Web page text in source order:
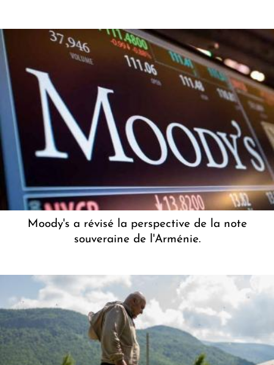
Moody's a révisé la perspective de la note
souveraine de l'Arménie.